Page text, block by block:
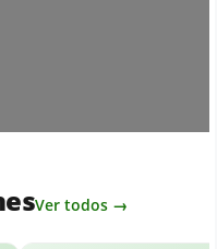
Ver todos →